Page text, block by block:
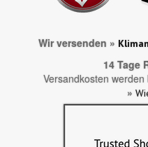
Wir versenden »
14 Tage
Versandkosten
»